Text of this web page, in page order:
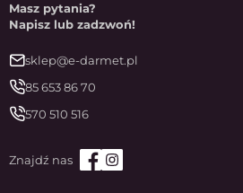
Masz pytania?
Napisz lub zadzwoń!
sklep@e-darmet.pl
85 653 86 70
570 510 516